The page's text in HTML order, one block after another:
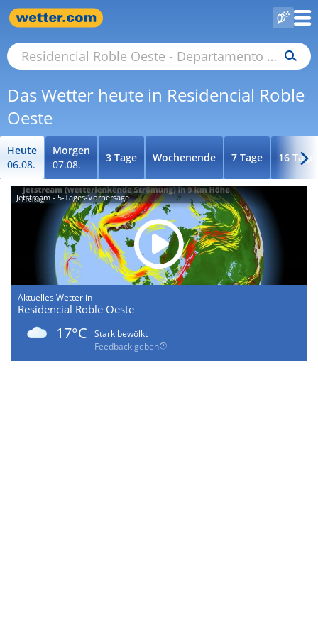
Das Wetter heute in Residencial Roble
Oeste
Heute
06.08.
Morgen
07.08.
3 Tage Wochenende 7 Tage 16 Tage
Jetstream - 5-Tages-Vorhersage
Aktuelles Wetter in
Residencial Roble Oeste
17°C
Stark bewölkt
Feedback geben